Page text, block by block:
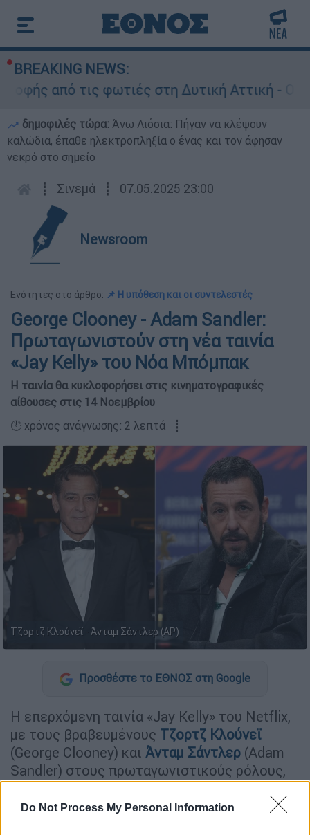
Do Not Process My Personal Information
BREAKING NEWS:
από τις φωτιές στη Δυτική Αττική - Οι
δημοφιλές τώρα: Άνω Λιόσια: Πήγαν να κλέψουν
καλώδια, έπαθε ηλεκτροπληξία ο ένας και τον άφησαν
νεκρό στο σημείο
┋ Σινεμά ┋ 07.05.2025 23:00
Newsroom
Ενότητες στο άρθρο: 📌 Η υπόθεση και οι συντελεστές
George Clooney - Adam Sandler:
Πρωταγωνιστούν στη νέα ταινία
«Jay Kelly» του Νόα Μπόμπακ
Η ταινία θα κυκλοφορήσει στις κινηματογραφικές
αίθουσες στις 14 Νοεμβρίου
🕛 χρόνος ανάγνωσης: 2 λεπτά ┋
Τζορτζ Κλούνεϊ - Άνταμ Σάντλερ (AP)
Προσθέστε το ΕΘΝΟΣ στη Google
Η επερχόμενη ταινία «Jay Kelly» του Netflix,
με τους βραβευμένους Τζορτζ Κλούνεϊ
(George Clooney) και Άνταμ Σάντλερ (Adam
Sandler) στους πρωταγωνιστικούς ρόλους,
αναμένεται να κάνει αισθητή την παρουσία
της στην κούρσα των φετινών βραβείων .